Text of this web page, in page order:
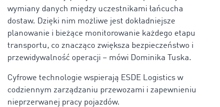
wymiany danych między uczestnikami łańcucha
dostaw. Dzięki nim możliwe jest dokładniejsze
planowanie i bieżące monitorowanie każdego etapu
transportu, co znacząco zwiększa bezpieczeństwo i
przewidywalność operacji – mówi Dominika Tuska.
Cyfrowe technologie wspierają ESDE Logistics w
codziennym zarządzaniu przewozami i zapewnieniu
nieprzerwanej pracy pojazdów.